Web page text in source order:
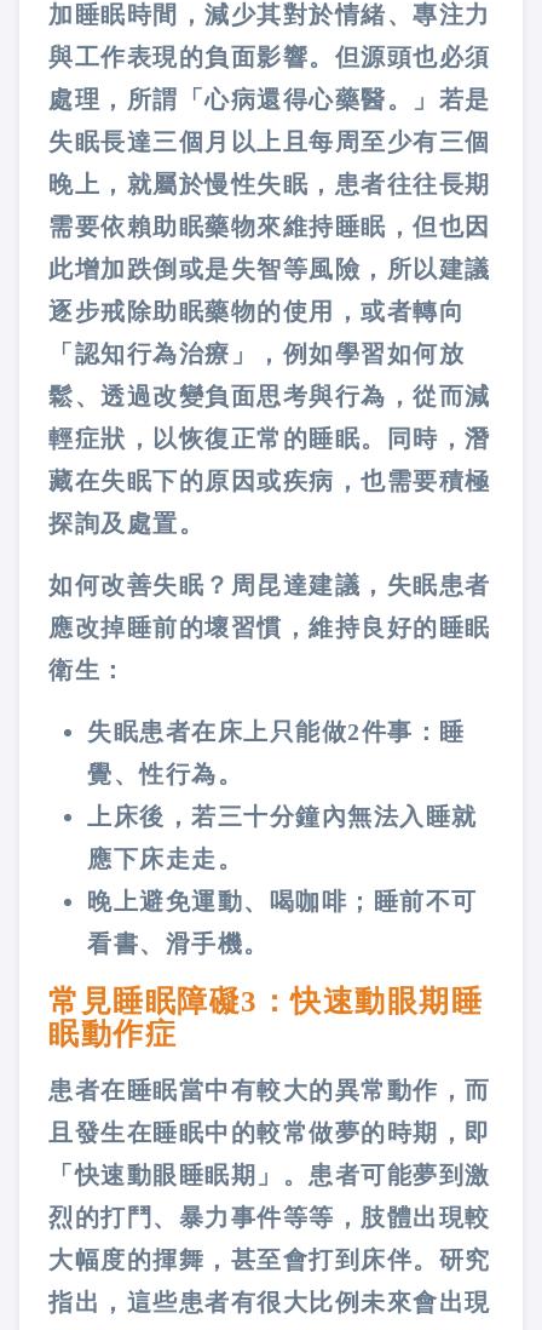
加睡眠時間，減少其對於情緒、專注力
與工作表現的負面影響。但源頭也必須
處理，所謂「心病還得心藥醫。」若是
失眠長達三個月以上且每周至少有三個
晚上，就屬於慢性失眠，患者往往長期
需要依賴助眠藥物來維持睡眠，但也因
此增加跌倒或是失智等風險，所以建議
逐步戒除助眠藥物的使用，或者轉向
「認知行為治療」，例如學習如何放
鬆、透過改變負面思考與行為，從而減
輕症狀，以恢復正常的睡眠。同時，潛
藏在失眠下的原因或疾病，也需要積極
探詢及處置。
如何改善失眠？周昆達建議，失眠患者
應改掉睡前的壞習慣，維持良好的睡眠
衛生：
失眠患者在床上只能做2件事：睡
覺、性行為。
上床後，若三十分鐘內無法入睡就
應下床走走。
晚上避免運動、喝咖啡；睡前不可
看書、滑手機。
常見睡眠障礙3：快速動眼期睡
眠動作症
患者在睡眠當中有較大的異常動作，而
且發生在睡眠中的較常做夢的時期，即
「快速動眼睡眠期」。患者可能夢到激
烈的打鬥、暴力事件等等，肢體出現較
大幅度的揮舞，甚至會打到床伴。研究
指出，這些患者有很大比例未來會出現